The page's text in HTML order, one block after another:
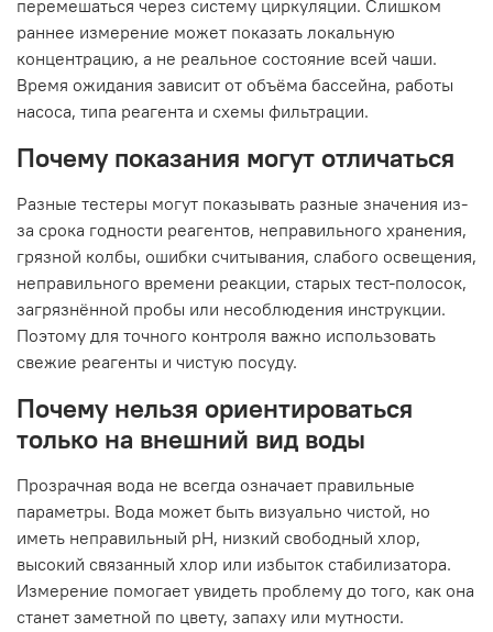
перемешаться через систему циркуляции. Слишком
раннее измерение может показать локальную
концентрацию, а не реальное состояние всей чаши.
Время ожидания зависит от объёма бассейна, работы
насоса, типа реагента и схемы фильтрации.
Почему показания могут отличаться
Разные тестеры могут показывать разные значения из-
за срока годности реагентов, неправильного хранения,
грязной колбы, ошибки считывания, слабого освещения,
неправильного времени реакции, старых тест-полосок,
загрязнённой пробы или несоблюдения инструкции.
Поэтому для точного контроля важно использовать
свежие реагенты и чистую посуду.
Почему нельзя ориентироваться
только на внешний вид воды
Прозрачная вода не всегда означает правильные
параметры. Вода может быть визуально чистой, но
иметь неправильный pH, низкий свободный хлор,
высокий связанный хлор или избыток стабилизатора.
Измерение помогает увидеть проблему до того, как она
станет заметной по цвету, запаху или мутности.